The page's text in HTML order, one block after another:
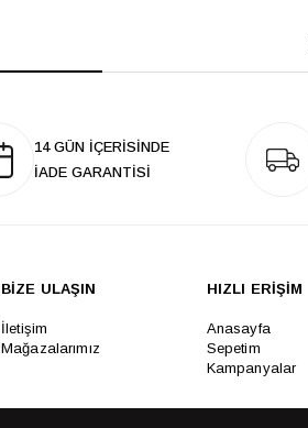
14 GÜN İÇERİSİNDE
İADE GARANTİSİ
BİZE ULAŞIN
İletişim
Mağazalarımız
HIZLI ERİŞİM
Anasayfa
Sepetim
Kampanyalar